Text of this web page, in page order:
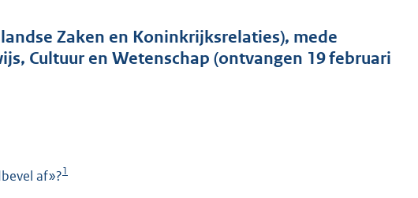
g
:
Zaken en Koninkrijksrelaties), mede
Cultuur en Wetenschap (ontvangen 19 februari
af»?1